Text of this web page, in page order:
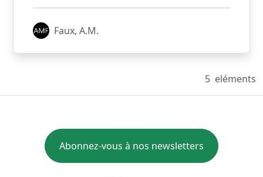
Faux, A.M.
5 eléments
Abonnez-vous à nos newsletters